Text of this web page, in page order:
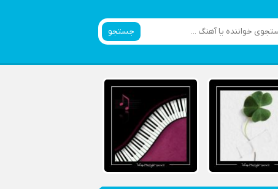
جستجو